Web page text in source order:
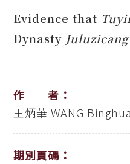
Evidence that
Dynasty Juluzicang
作 者：
王炳華 WANG Binghua
期別頁碼：